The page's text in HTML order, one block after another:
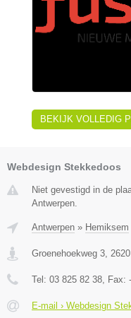
BEKIJK VOLLEDIG
Webdesign Stekkedoos
Niet gevestigd in de
Antwerpen.
Antwerpen » Hemiksem
Groenehoekweg 3, 2620
Tel: 03 825 82 38, Fax: -
E-mail › Webdesign